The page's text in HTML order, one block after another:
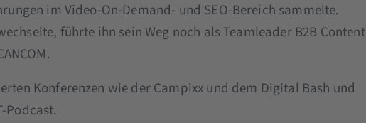
im Video-On-Demand- und SEO-Bereich sammelte.
führte ihn sein Weg noch als Teamleader B2B Content
Konferenzen wie der Campixx und dem Digital Bash und
Podcast.